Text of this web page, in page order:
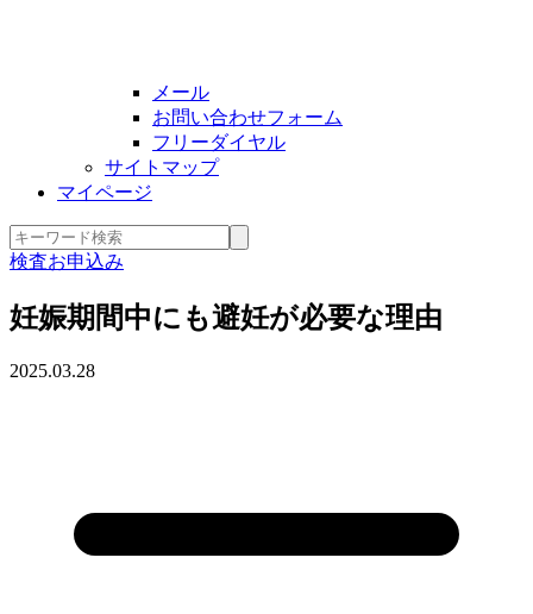
メール
お問い合わせフォーム
フリーダイヤル
サイトマップ
マイページ
検査お申込み
妊娠期間中にも避妊が必要な理由
2025.03.28